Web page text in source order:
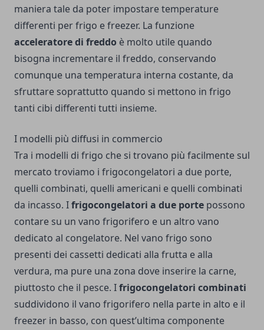
maniera tale da poter impostare temperature
differenti per frigo e freezer. La funzione
acceleratore di freddo è molto utile quando
bisogna incrementare il freddo, conservando
comunque una temperatura interna costante, da
sfruttare soprattutto quando si mettono in frigo
tanti cibi differenti tutti insieme.
I modelli più diffusi in commercio
Tra i modelli di frigo che si trovano più facilmente sul
mercato troviamo i frigocongelatori a due porte,
quelli combinati, quelli americani e quelli combinati
da incasso. Ifrigocongelatori a due porte possono
contare su un vano frigorifero e un altro vano
dedicato al congelatore. Nel vano frigo sono
presenti dei cassetti dedicati alla frutta e alla
verdura, ma pure una zona dove inserire la carne,
piuttosto che il pesce. Ifrigocongelatori combinati
suddividono il vano frigorifero nella parte in alto e il
freezer in basso, con quest’ultima componente